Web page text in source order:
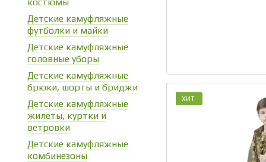
ХИТ
Детские камуфляжные
футболки и майки
Детские камуфляжные
головные уборы
Детские камуфляжные
брюки, шорты и бриджи
Детские камуфляжные
жилеты, куртки и
ветровки
Детские камуфляжные
комбинезоны